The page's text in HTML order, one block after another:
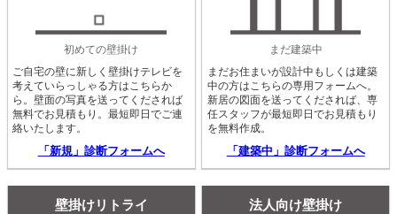
初めての壁掛け
ご自宅の壁に新しく壁掛けテレビを
考えていらっしゃる方はこちらか
ら。壁面の写真を送ってくだされば
無料でお見積もり。最短即日でご連
絡いたします。
「新規」診断フォームへ
まだ建築中
まだお住まいが設計中もしくは建築
中の方はこちらの専用フォームへ。
新居の図面を送ってくだされば、専
任スタッフが最短即日でお見積もり
を無料作成。
「建築中」診断フォームへ
壁掛けリトライ 法人向け壁掛け